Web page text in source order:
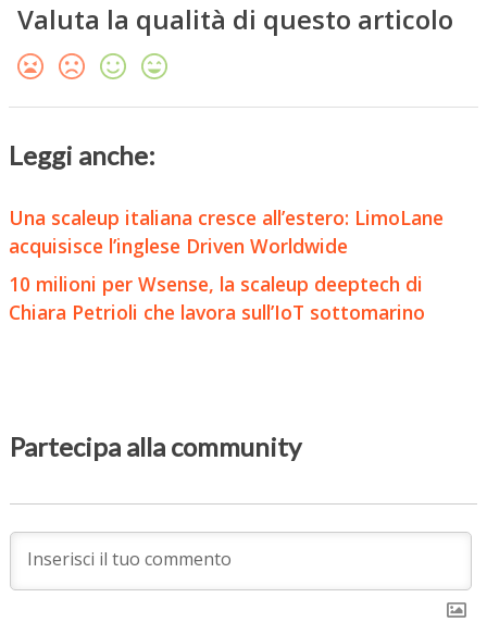
Valuta la qualità di questo articolo
Leggi anche:
Una scaleup italiana cresce all’estero: LimoLane
acquisisce l’inglese Driven Worldwide
10 milioni per Wsense, la scaleup deeptech di
Chiara Petrioli che lavora sull’IoT sottomarino
Partecipa alla community